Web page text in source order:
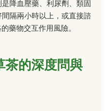
降血壓藥、利尿劑、類固
隔兩小時以上，或直接諮
藥物交互作用風險。
茶的深度問與